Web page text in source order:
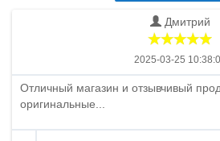
Дмитрий
2025-03-25
Отличный магазин и отзывчивый
оригинальные...